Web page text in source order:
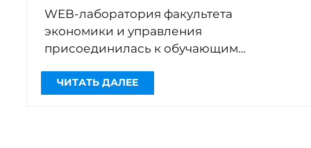
ЧИТАТЬ ДАЛЕЕ
WEB-лаборатория факультета
экономики и управления
присоединилась к обучающим
Компании Юрайт, Webinar Academy и